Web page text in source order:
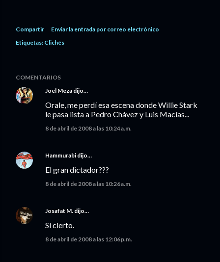
Compartir
Enviar la entrada por correo electrónico
Etiquetas: Clichés
COMENTARIOS
Joel Meza dijo…
Orale, me perdí esa escena donde Willie Stark
le pasa lista a Pedro Chávez y Luis Macías...
8 de abril de 2008 a las 10:24 a.m.
Hammurabi dijo…
El gran dictador???
8 de abril de 2008 a las 10:26 a.m.
Josafat M. dijo…
Sí cierto.
8 de abril de 2008 a las 12:06 p.m.